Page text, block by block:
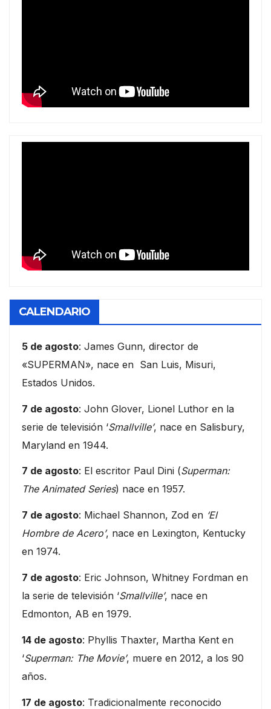
CALENDARIO
5 de agosto: James Gunn, director de
«SUPERMAN», nace en San Luis, Misuri,
Estados Unidos.
7 de agosto: John Glover, Lionel Luthor en la
serie de televisión ‘Smallville’, nace en Salisbury,
Maryland en 1944.
7 de agosto: El escritor Paul Dini (Superman:
The Animated Series) nace en 1957.
7 de agosto: Michael Shannon, Zod en ‘El
Hombre de Acero’, nace en Lexington, Kentucky
en 1974.
7 de agosto: Eric Johnson, Whitney Fordman en
la serie de televisión ‘Smallville’, nace en
Edmonton, AB en 1979.
14 de agosto: Phyllis Thaxter, Martha Kent en
‘Superman: The Movie’, muere en 2012, a los 90
años.
17 de agosto: Tradicionalmente reconocido